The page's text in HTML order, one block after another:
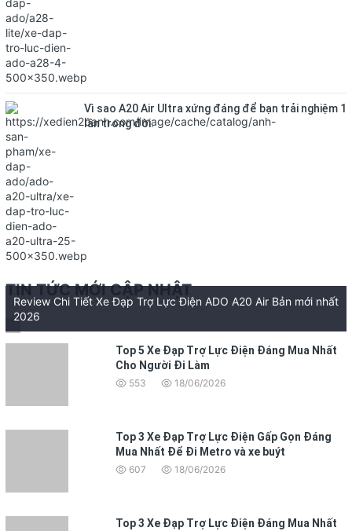
Vì sao A20 Air Ultra xứng đáng để bạn trải nghiệm 1
lần trong đời.
TIN TỨC MỚI CẬP NHẬT
Review Chi Tiết Xe Đạp Trợ Lực Điện ADO A20 Air Bản mới nhất
2026
Top 5 Xe Đạp Trợ Lực Điện Đáng Mua Nhất
Cho Người Đi Làm
553 18/06/2026
Top 3 Xe Đạp Trợ Lực Điện Gấp Gọn Đáng
Mua Nhất Để Đi Metro và xe buýt
607 18/06/2026
Top 3 Xe Đạp Trợ Lực Điện Đáng Mua Nhất